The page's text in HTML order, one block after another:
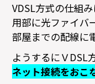
VDSL方式の仕組
用部に光ファイバ
部屋までの配線に
ようするにＶDSL
ネット接続をおこ